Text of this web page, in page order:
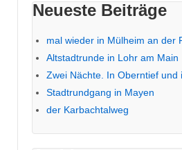
Neueste Beiträge
mal wieder in Mülheim an der
Altstadtrunde in Lohr am Main
Zwei Nächte. In Oberntief und
Stadtrundgang in Mayen
der Karbachtalweg